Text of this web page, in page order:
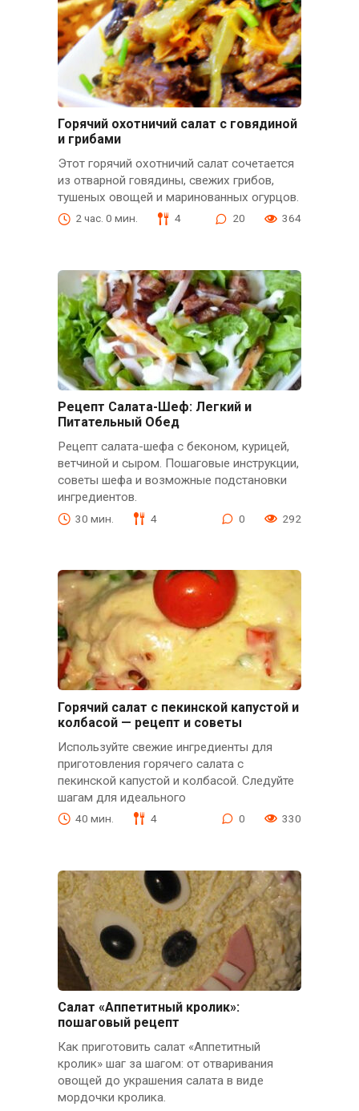
Горячий охотничий салат с говядиной
и грибами
Этот горячий охотничий салат сочетается
из отварной говядины, свежих грибов,
тушеных овощей и маринованных огурцов.
2 час. 0 мин. 4 20 364
Рецепт Салата-Шеф: Легкий и
Питательный Обед
Рецепт салата-шефа с беконом, курицей,
ветчиной и сыром. Пошаговые инструкции,
советы шефа и возможные подстановки
ингредиентов.
30 мин. 4 0 292
Горячий салат с пекинской капустой и
колбасой — рецепт и советы
Используйте свежие ингредиенты для
приготовления горячего салата с
пекинской капустой и колбасой. Следуйте
шагам для идеального
40 мин. 4 0 330
Салат «Аппетитный кролик»:
пошаговый рецепт
Как приготовить салат «Аппетитный
кролик» шаг за шагом: от отваривания
овощей до украшения салата в виде
мордочки кролика.